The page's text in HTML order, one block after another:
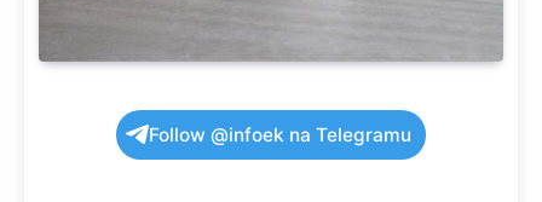
Follow @infoek na Telegramu